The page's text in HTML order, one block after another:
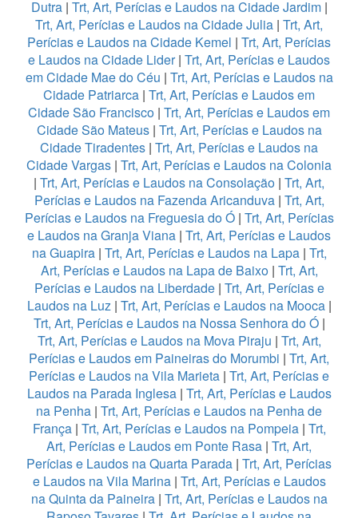
Dutra | Trt, Art, Perícias e Laudos na Cidade Jardim|
Trt, Art, Perícias e Laudos na Cidade Julia | Trt, Art,
Perícias e Laudos na Cidade Kemel | Trt, Art, Perícias
e Laudos na Cidade Lider| Trt, Art, Perícias e Laudos
em Cidade Mae do Céu | Trt, Art, Perícias e Laudos na
Cidade Patriarca | Trt, Art, Perícias e Laudos em
Cidade São Francisco | Trt, Art, Perícias e Laudos em
Cidade São Mateus| Trt, Art, Perícias e Laudos na
Cidade Tiradentes | Trt, Art, Perícias e Laudos na
Cidade Vargas | Trt, Art, Perícias e Laudos na Colonia
| Trt, Art, Perícias e Laudos na Consolação | Trt, Art,
Perícias e Laudos na Fazenda Aricanduva| Trt, Art,
Perícias e Laudos na Freguesia do Ó| Trt, Art, Perícias
e Laudos na Granja Viana | Trt, Art, Perícias e Laudos
na Guapira| Trt, Art, Perícias e Laudos na Lapa| Trt,
Art, Perícias e Laudos na Lapa de Baixo | Trt, Art,
Perícias e Laudos na Liberdade | Trt, Art, Perícias e
Laudos na Luz| Trt, Art, Perícias e Laudos na Mooca|
Trt, Art, Perícias e Laudos na Nossa Senhora do Ó|
Trt, Art, Perícias e Laudos na Mova Piraju | Trt, Art,
Perícias e Laudos em Paineiras do Morumbi | Trt, Art,
Perícias e Laudos na Vila Marieta | Trt, Art, Perícias e
Laudos na Parada Inglesa | Trt, Art, Perícias e Laudos
na Penha | Trt, Art, Perícias e Laudos na Penha de
França | Trt, Art, Perícias e Laudos na Pompeia| Trt,
Art, Perícias e Laudos em Ponte Rasa | Trt, Art,
Perícias e Laudos na Quarta Parada | Trt, Art, Perícias
e Laudos na Vila Marina| Trt, Art, Perícias e Laudos
na Quinta da Paineira| Trt, Art, Perícias e Laudos na